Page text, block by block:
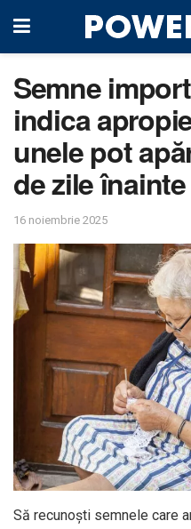
Semne
indica
unele pot
de zile înainte
16 noiembrie 2025
Să recunoști semnele care